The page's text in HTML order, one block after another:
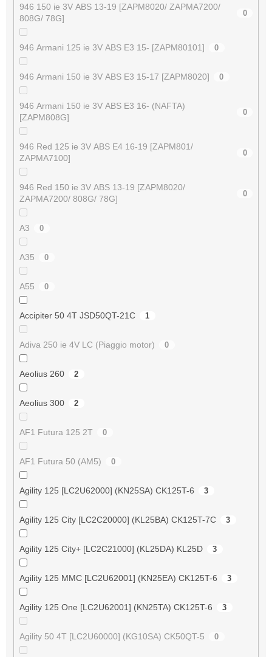
946 150 ie 3V ABS 13-19 [ZAPM8020/ ZAPMA7200/
808G/ 78G]
0
946 Armani 125 ie 3V ABS E3 15- [ZAPM80101] 0
946 Armani 150 ie 3V ABS E3 15-17 [ZAPM8020] 0
946 Armani 150 ie 3V ABS E3 16- (NAFTA)
[ZAPM808G]
0
946 Red 125 ie 3V ABS E4 16-19 [ZAPM801/
ZAPMA7100]
0
946 Red 150 ie 3V ABS 13-19 [ZAPM8020/
ZAPMA7200/ 808G/ 78G]
0
A3 0
A35 0
A55 0
Accipiter 50 4T JSD50QT-21C 1
Adiva 250 ie 4V LC (Piaggio motor) 0
Aeolius 260 2
Aeolius 300 2
AF1 Futura 125 2T 0
AF1 Futura 50 (AM5) 0
Agility 125 [LC2U62000] (KN25SA) CK125T-6 3
Agility 125 City [LC2C20000] (KL25BA) CK125T-7C 3
Agility 125 City+ [LC2C21000] (KL25DA) KL25D 3
Agility 125 MMC [LC2U62001] (KN25EA) CK125T-6 3
Agility 125 One [LC2U62001] (KN25TA) CK125T-6 3
Agility 50 4T [LC2U60000] (KG10SA) CK50QT-5 0